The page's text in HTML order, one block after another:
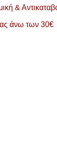
&
άνω των 30€